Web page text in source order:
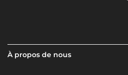
À propos de nous